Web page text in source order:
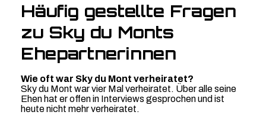
Häufig gestellte Fragen
zu Sky du Monts
Ehepartnerinnen
Wie oft war Sky du Mont verheiratet?
Sky du Mont war vier Mal verheiratet. Über alle seine
Ehen hat er offen in Interviews gesprochen und ist
heute nicht mehr verheiratet.